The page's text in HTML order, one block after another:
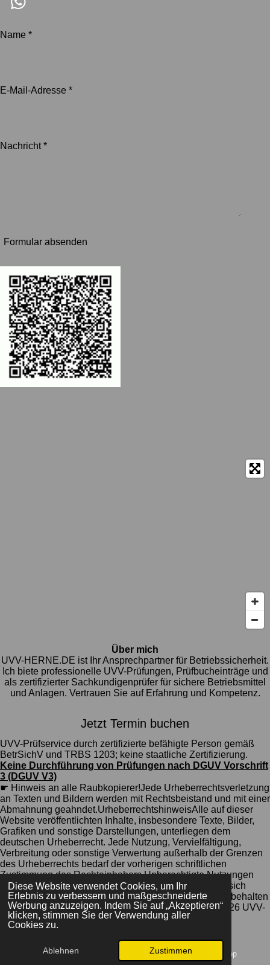
Diese Website verwendet Cookies, um Ihr
Erlebnis zu verbessern und maßgeschneiderte
Werbung anzuzeigen. Indem Sie auf „Akzeptieren“
klicken, stimmen Sie der Verwendung aller
Cookies zu.
Ablehnen Zustimmen
W
a
A
Name *
E-Mail-Adresse *
Nachricht *
Formular absenden
Über mich
UVV-HERNE.DE ist Ihr Ansprechpartner für Betriebssicherheit.
Ich biete professionelle UVV-Prüfungen, Prüfbucheinträge und
als zertifizierter Sachkundigenprüfer für sichere Betriebsmittel
und Anlagen. Vertrauen Sie auf Erfahrung und Kompetenz.
Jetzt Termin buchen
UVV-Prüfservice durch zertifizierte befähigte Person gemäß
BetrSichV und TRBS 1203; keine staatliche Zertifizierung.
Keine Durchführung von Prüfungen nach DGUV Vorschrift
3 (DGUV V3)
☛ Hinweis an alle Raubkopierer!Jede Urheberrechtsverletzung
an Texten und Bildern werden mit Rechtsbeistand und mit einer
Abmahnung geahndet.UrheberrechtshinweisAlle auf dieser
Website veröffentlichten Inhalte, insbesondere Texte, Bilder,
Grafiken und sonstige Darstellungen, unterliegen dem
deutschen Urheberrecht. Jede Nutzung, Vervielfältigung,
Verbreitung oder sonstige Verwertung außerhalb der Grenzen
des Urheberrechts bedarf der vorherigen schriftlichen
Zustimmung des Rechteinhabers.Unberechtigte Nutzungen
können zivil- und strafrechtliche Konsequenzen nach sich
ziehen. Im Falle einer festgestellten Rechtsverletzung behalten
wir uns vor, rechtliche Schritte einzuleiten.© 2025 - 2026 UVV-
HERNE.DE
E-Mail WhatsApp